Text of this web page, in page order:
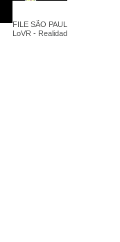
FILE SÃO PAULO 2017 -
LoVR - Realidade Virtual